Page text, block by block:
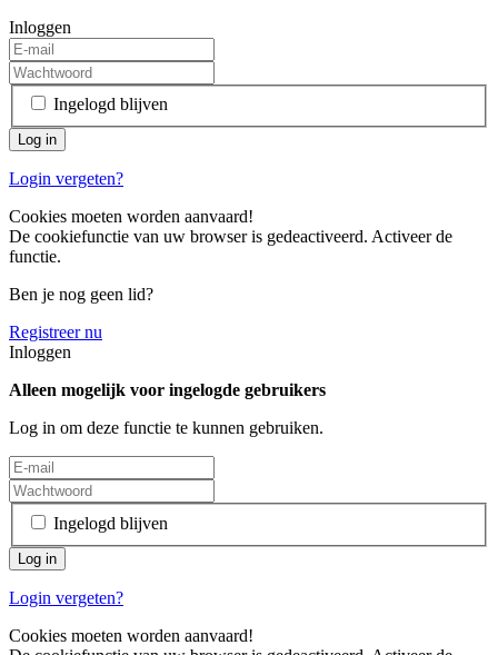
Inloggen
Ingelogd blijven
Login vergeten?
Cookies moeten worden aanvaard!
De cookiefunctie van uw browser is gedeactiveerd. Activeer de
functie.
Ben je nog geen lid?
Registreer nu
Inloggen
Alleen mogelijk voor ingelogde gebruikers
Log in om deze functie te kunnen gebruiken.
Ingelogd blijven
Login vergeten?
Cookies moeten worden aanvaard!